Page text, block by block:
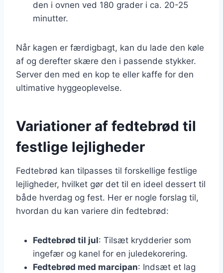
den i ovnen ved 180 grader i ca. 20-25
minutter.
Når kagen er færdigbagt, kan du lade den køle
af og derefter skære den i passende stykker.
Server den med en kop te eller kaffe for den
ultimative hyggeoplevelse.
Variationer af fedtebrød til
festlige lejligheder
Fedtebrød kan tilpasses til forskellige festlige
lejligheder, hvilket gør det til en ideel dessert til
både hverdag og fest. Her er nogle forslag til,
hvordan du kan variere din fedtebrød:
Fedtebrød til jul: Tilsæt krydderier som
ingefær og kanel for en juledekorering.
Fedtebrød med marcipan: Indsæt et lag